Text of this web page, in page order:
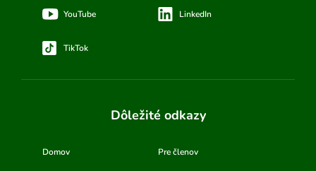
YouTube LinkedIn
TikTok
Dôležité odkazy
Domov Pre členov